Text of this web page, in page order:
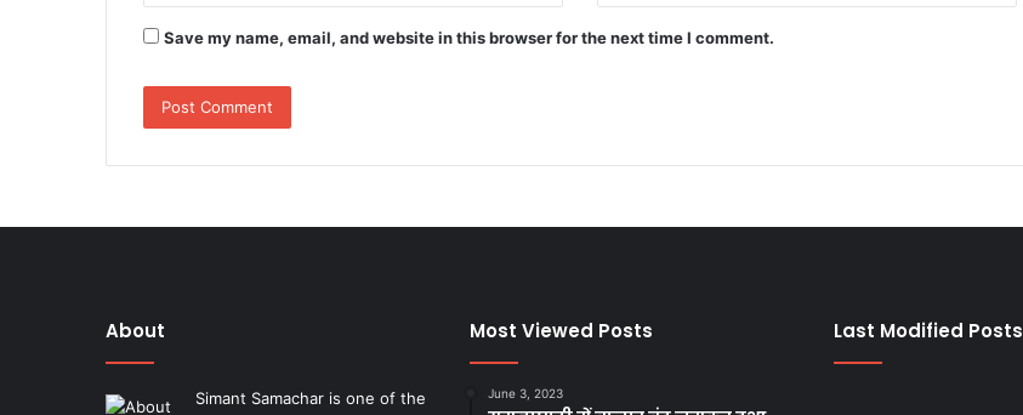
Save my name, email, and website in this browser for the next time I comment.
About
Simant Samachar is one of the
Most Viewed Posts
June 3, 2023
Last Modified Posts